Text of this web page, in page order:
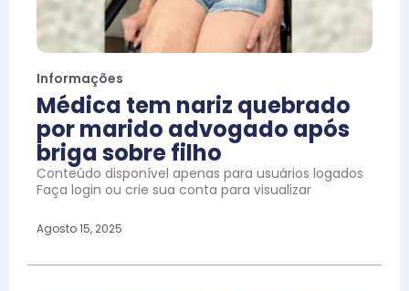
Informações
Médica tem nariz quebrado
por marido advogado após
briga sobre filho
Conteúdo disponível apenas para usuários logados
Faça login ou crie sua conta para visualizar
Agosto 15, 2025